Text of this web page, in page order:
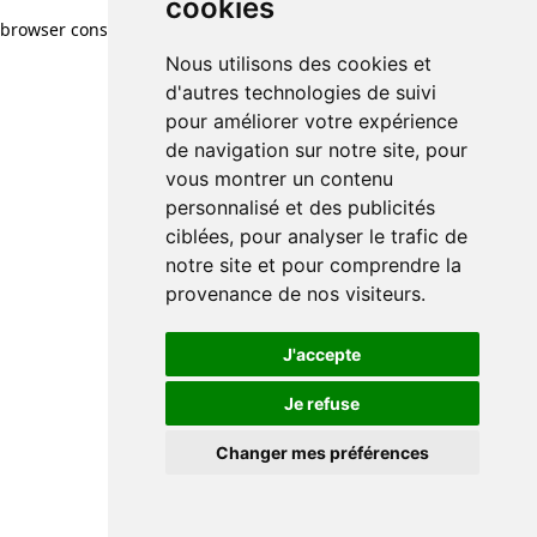
cookies
Nous utilisons des cookies et
d'autres technologies de suivi
pour améliorer votre expérience
de navigation sur notre site, pour
vous montrer un contenu
personnalisé et des publicités
ciblées, pour analyser le trafic de
notre site et pour comprendre la
provenance de nos visiteurs.
J'accepte
Je refuse
Changer mes préférences
browser console for more information)